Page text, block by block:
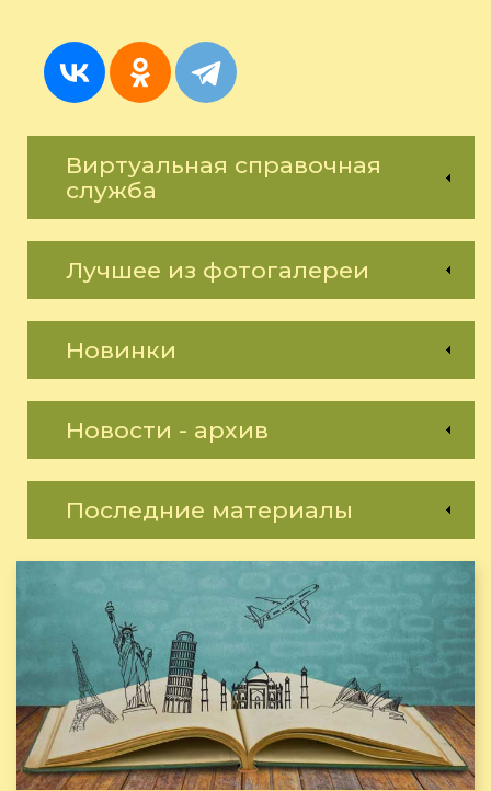
Виртуальная справочная
служба
Лучшее из фотогалереи
Новинки
Новости - архив
Последние материалы